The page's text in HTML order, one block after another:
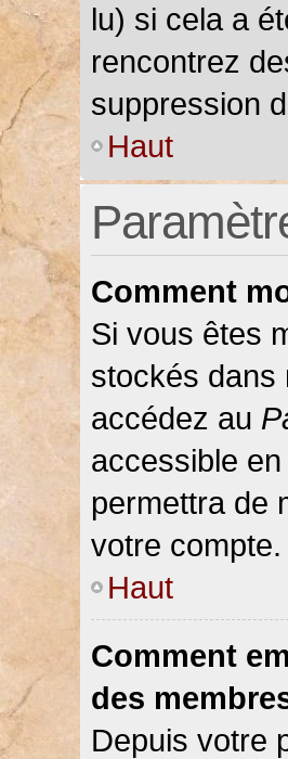
lu) si cela a
rencontrez
suppression
Haut
Comment
Si vous êtes
stockés dans
accédez au
accessible
permettra de
votre compte.
Haut
Comment
des
Depuis votre